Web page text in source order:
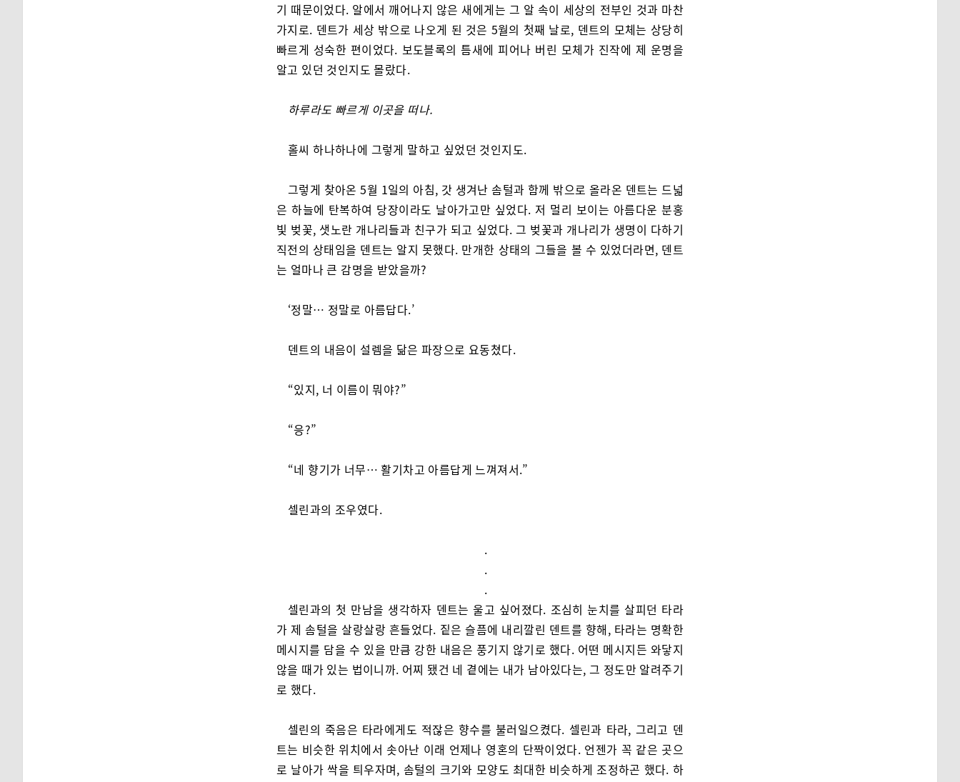
기 때문이었다. 알에서 깨어나지 않은 새에게는 그 알 속이 세상의 전부인 것과 마찬
가지로. 덴트가 세상 밖으로 나오게 된 것은 5월의 첫째 날로, 덴트의 모체는 상당히
빠르게 성숙한 편이었다. 보도블록의 틈새에 피어나 버린 모체가 진작에 제 운명을
알고 있던 것인지도 몰랐다.
하루라도 빠르게 이곳을 떠나.
홀씨 하나하나에 그렇게 말하고 싶었던 것인지도.
그렇게 찾아온 5월 1일의 아침, 갓 생겨난 솜털과 함께 밖으로 올라온 덴트는 드넓
은 하늘에 탄복하여 당장이라도 날아가고만 싶었다. 저 멀리 보이는 아름다운 분홍
빛 벚꽃, 샛노란 개나리들과 친구가 되고 싶었다. 그 벚꽃과 개나리가 생명이 다하기
직전의 상태임을 덴트는 알지 못했다. 만개한 상태의 그들을 볼 수 있었더라면, 덴트
는 얼마나 큰 감명을 받았을까?
‘정말… 정말로 아름답다.’
덴트의 내음이 설렘을 닮은 파장으로 요동쳤다.
“있지, 너 이름이 뭐야?”
“응?”
“네 향기가 너무… 활기차고 아름답게 느껴져서.”
셀린과의 조우였다.
.
.
.
셀린과의 첫 만남을 생각하자 덴트는 울고 싶어졌다. 조심히 눈치를 살피던 타라
가 제 솜털을 살랑살랑 흔들었다. 짙은 슬픔에 내리깔린 덴트를 향해, 타라는 명확한
메시지를 담을 수 있을 만큼 강한 내음은 풍기지 않기로 했다. 어떤 메시지든 와닿지
않을 때가 있는 법이니까. 어찌 됐건 네 곁에는 내가 남아있다는, 그 정도만 알려주기
로 했다.
셀린의 죽음은 타라에게도 적잖은 향수를 불러일으켰다. 셀린과 타라, 그리고 덴
트는 비슷한 위치에서 솟아난 이래 언제나 영혼의 단짝이었다. 언젠가 꼭 같은 곳으
로 날아가 싹을 틔우자며, 솜털의 크기와 모양도 최대한 비슷하게 조정하곤 했다. 하